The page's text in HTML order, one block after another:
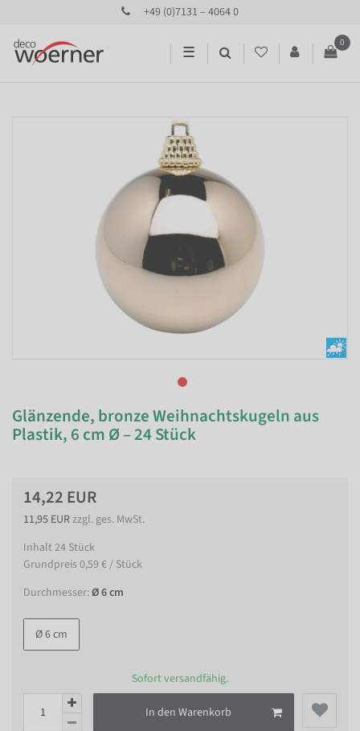
+49 (0)7131 – 4064 0
☰
0
Glänzende, bronze Weihnachtskugeln aus
Plastik, 6 cm Ø – 24 Stück
14,22 EUR
11,95 EURzzgl. ges. MwSt.
Inhalt24 Stück
Grundpreis0,59 € / Stück
Durchmesser:Ø 6 cm
Ø 6 cm
Sofort versandfähig.
In den Warenkorb